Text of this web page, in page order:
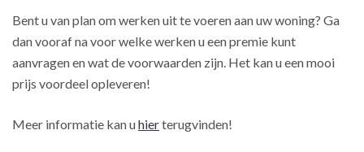
Bent u van plan om werken uit te voeren aan uw woning? Ga
dan vooraf na voor welke werken u een premie kunt
aanvragen en wat de voorwaarden zijn. Het kan u een mooi
prijs voordeel opleveren!
Meer informatie kan uhierterugvinden!